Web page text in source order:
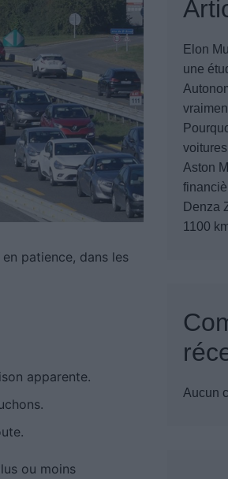
patience, dans les
apparente.
ou moins
Elon
une
Aston
Denza
1100
Aucun